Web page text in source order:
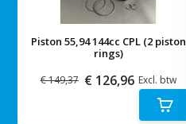
Piston 55,94 144cc CPL (2 piston
rings)
€ 149,37 € 126,96 Excl. btw